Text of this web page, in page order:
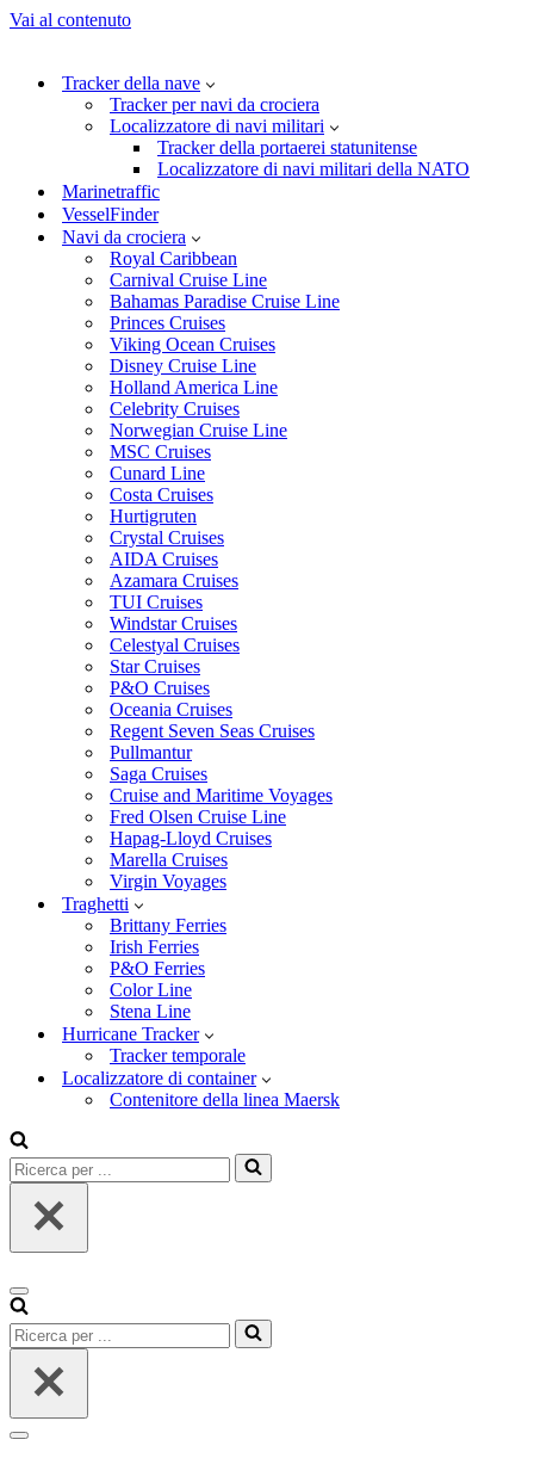
Vai al contenuto
Tracker della nave
Tracker per navi da crociera
Localizzatore di navi militari
Tracker della portaerei statunitense
Localizzatore di navi militari della NATO
Marinetraffic
VesselFinder
Navi da crociera
Royal Caribbean
Carnival Cruise Line
Bahamas Paradise Cruise Line
Princes Cruises
Viking Ocean Cruises
Disney Cruise Line
Holland America Line
Celebrity Cruises
Norwegian Cruise Line
MSC Cruises
Cunard Line
Costa Cruises
Hurtigruten
Crystal Cruises
AIDA Cruises
Azamara Cruises
TUI Cruises
Windstar Cruises
Celestyal Cruises
Star Cruises
P&O Cruises
Oceania Cruises
Regent Seven Seas Cruises
Pullmantur
Saga Cruises
Cruise and Maritime Voyages
Fred Olsen Cruise Line
Hapag-Lloyd Cruises
Marella Cruises
Virgin Voyages
Traghetti
Brittany Ferries
Irish Ferries
P&O Ferries
Color Line
Stena Line
Hurricane Tracker
Tracker temporale
Localizzatore di container
Contenitore della linea Maersk
Ricerca
per
Menu
di
navigazione
Ricerca
per
Menu